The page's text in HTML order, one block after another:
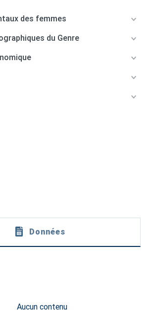
des femmes
du Genre
Données
Aucun contenu